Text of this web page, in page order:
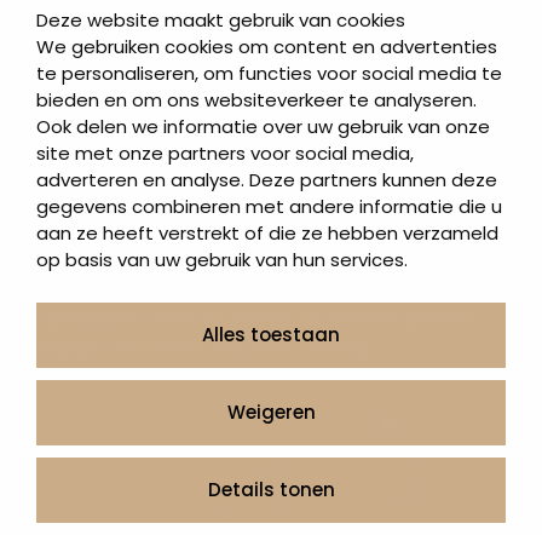
Deze website maakt gebruik van cookies
We gebruiken cookies om content en advertenties
te personaliseren, om functies voor social media te
bieden en om ons websiteverkeer te analyseren.
Ook delen we informatie over uw gebruik van onze
site met onze partners voor social media,
adverteren en analyse. Deze partners kunnen deze
gegevens combineren met andere informatie die u
aan ze heeft verstrekt of die ze hebben verzameld
op basis van uw gebruik van hun services.
Alles toestaan
Weigeren
Details tonen
uitzoeken is veelomvattend. Iedere gemeente en/of
begraafplaats heeft ook nog eens eigen bepalingen
t.a.v. afmeting en uitvoering. Wij kennen de regels
van de meeste gemeenten en begraafplaatsen in
heel Nederland en kunnen daar op anticiperen. Met
die regels in ons achterhoofd komen we samen met
u tot een ontwerp. Dat kan een eenvoudig ontwerp
zijn, maar ook heel uitgebreid. De eerste afspraak die
u met ons maakt duurt ongeveer twee uur. Wij
mogelijk om in een concreet ontwerp.